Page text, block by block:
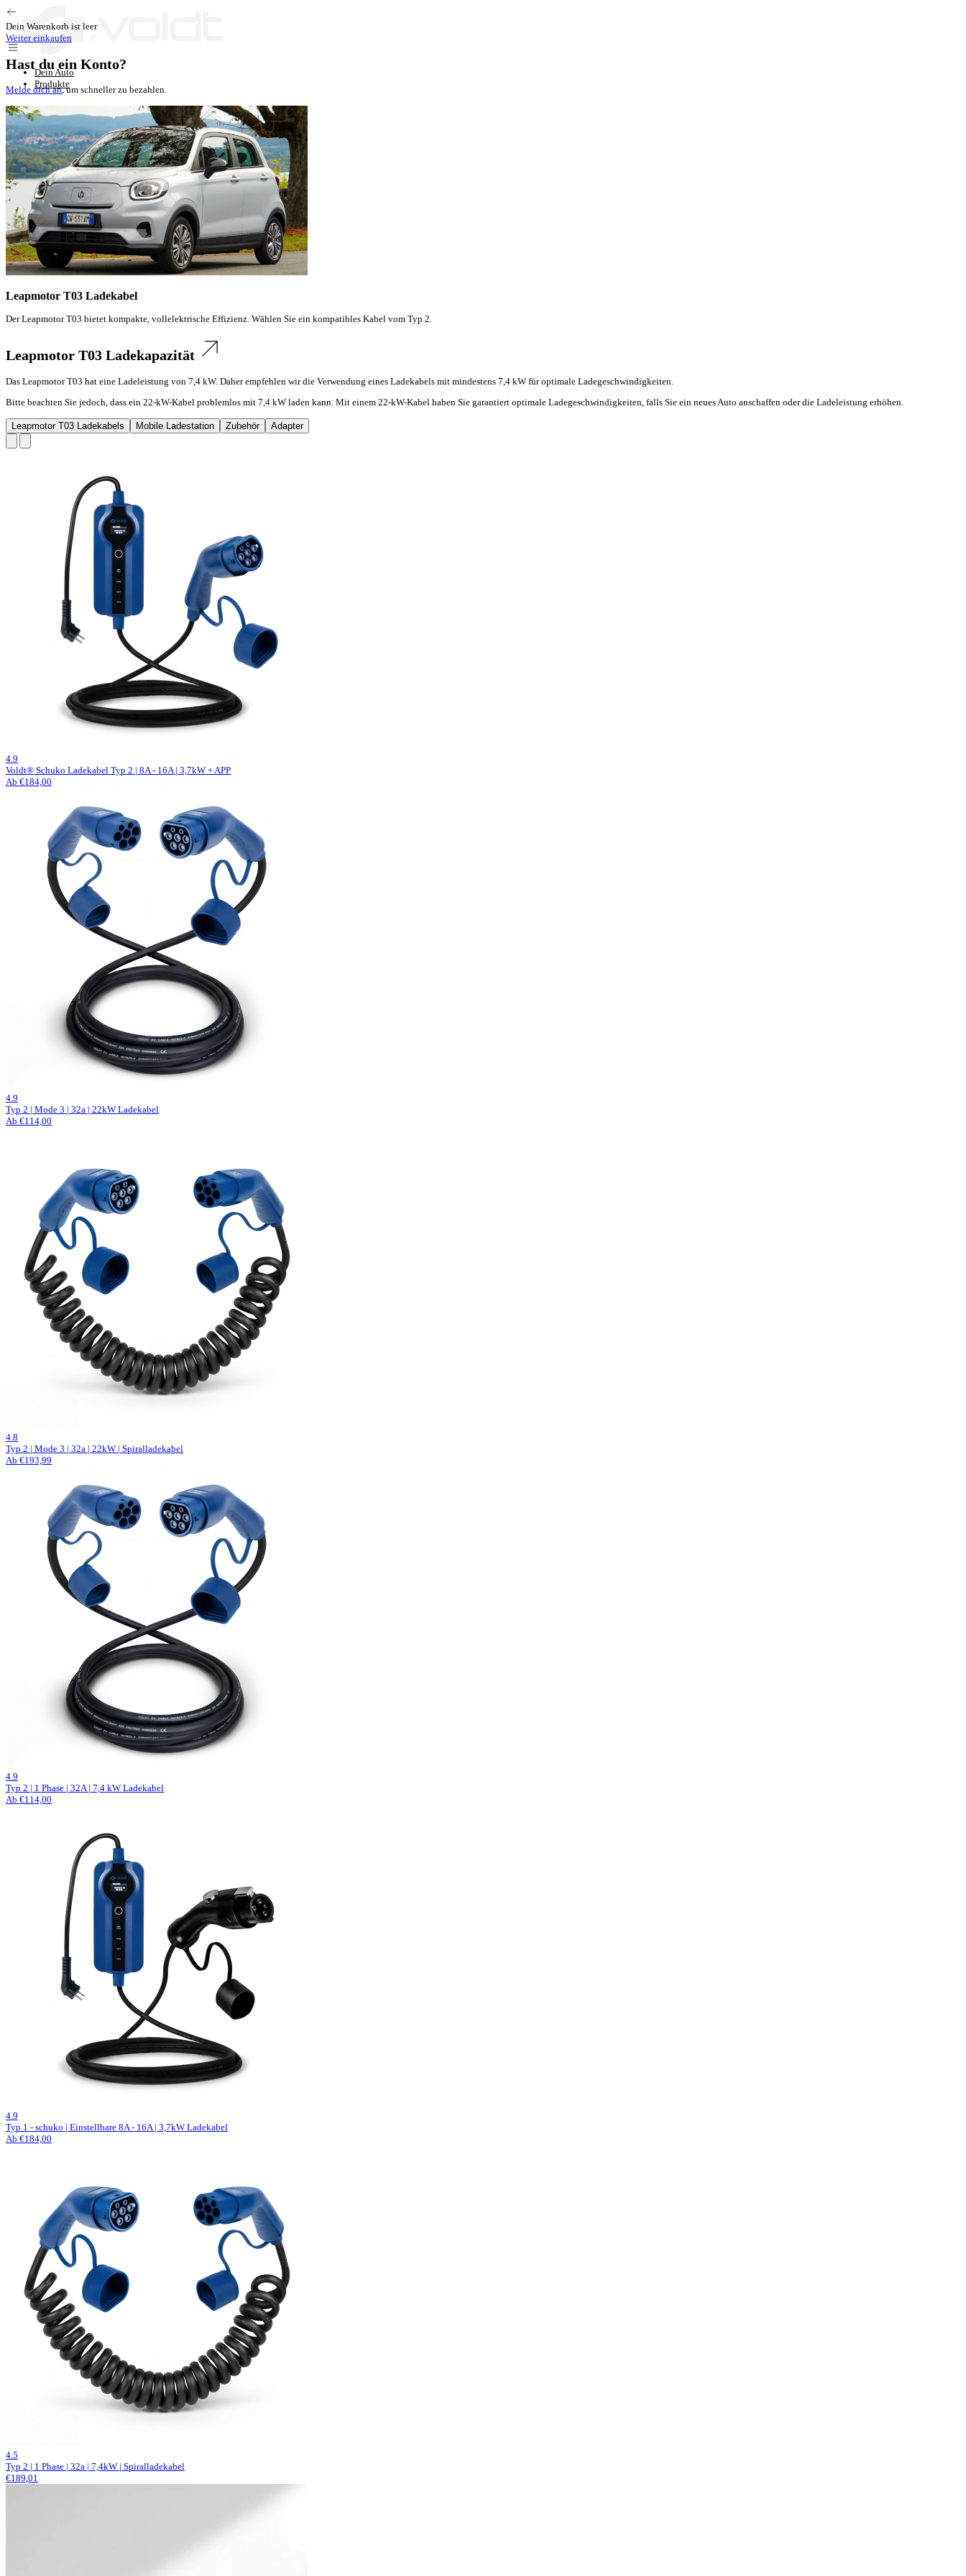
Zum Inhalt springen
Dein Auto
Produkte
Dein Warenkorb ist leer
Weiter einkaufen
Hast du ein Konto?
Melde dich an, um schneller zu bezahlen.
Leapmotor T03 Ladekabel
Der Leapmotor T03 bietet kompakte, vollelektrische Effizienz. Wählen Sie ein kompatibles Kabel vom Typ 2.
Leapmotor T03 Ladekapazität
Das Leapmotor T03 hat eine Ladeleistung von 7,4 kW. Daher empfehlen wir die Verwendung eines Ladekabels mit mindestens 7,4 kW für optimale Ladegeschwindigkeiten.
Bitte beachten Sie jedoch, dass ein 22-kW-Kabel problemlos mit 7,4 kW laden kann. Mit einem 22-kW-Kabel haben Sie garantiert optimale Ladegeschwindigkeiten, falls Sie ein neues Auto anschaffen oder die Ladeleistung erhöhen.
Leapmotor T03 Ladekabels Mobile Ladestation Zubehör Adapter
4.9
Voldt® Schuko Ladekabel Typ 2 | 8A - 16A | 3,7kW + APP
Ab €184,00
4.9
Typ 2 | Mode 3 | 32a | 22kW Ladekabel
Ab €114,00
4.8
Typ 2 | Mode 3 | 32a | 22kW | Spiralladekabel
Ab €193,99
4.9
Typ 2 | 1 Phase | 32A | 7,4 kW Ladekabel
Ab €114,00
4.9
Typ 1 - schuko | Einstellbare 8A - 16A | 3,7kW Ladekabel
Ab €184,00
4.5
Typ 2 | 1 Phase | 32a | 7,4kW | Spiralladekabel
€189,01